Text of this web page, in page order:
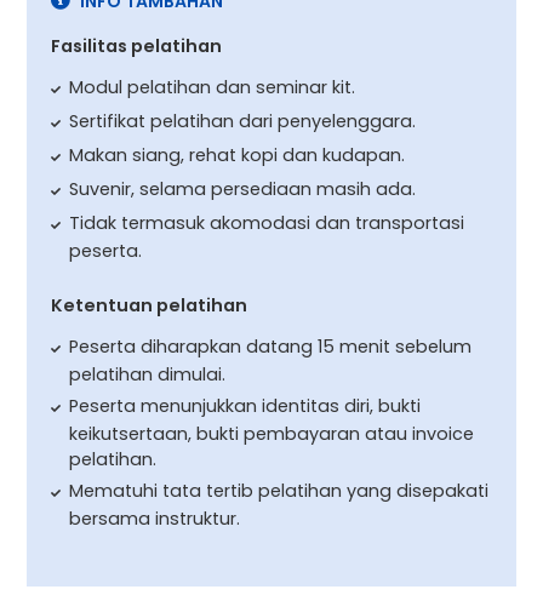
Fasilitas pelatihan
Modul pelatihan dan seminar kit.
Sertifikat pelatihan dari penyelenggara.
Makan siang, rehat kopi dan kudapan.
Suvenir, selama persediaan masih ada.
Tidak termasuk akomodasi dan transportasi
peserta.
Ketentuan pelatihan
Peserta diharapkan datang 15 menit sebelum
pelatihan dimulai.
Peserta menunjukkan identitas diri, bukti
keikutsertaan, bukti pembayaran atau invoice
pelatihan.
Mematuhi tata tertib pelatihan yang disepakati
bersama instruktur.